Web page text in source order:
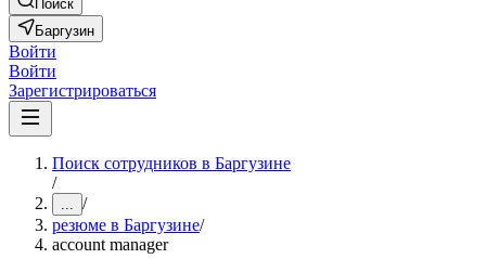
Поиск
Баргузин
Войти
Войти
Зарегистрироваться
Поиск сотрудников в Баргузине
/
... /
резюме в Баргузине/
account manager